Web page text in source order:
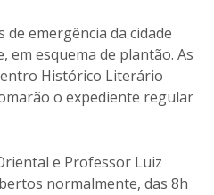
emergência da cidade
esquema de plantão. As
Histórico Literário
o expediente regular
e Professor Luiz
normalmente, das 8h